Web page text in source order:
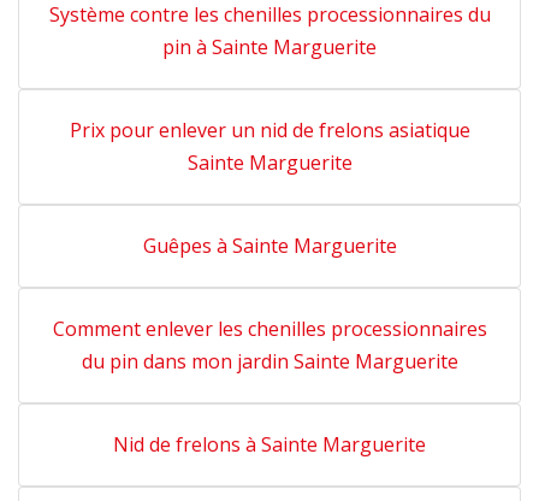
Système contre les chenilles processionnaires du
pin à Sainte Marguerite
Prix pour enlever un nid de frelons asiatique
Sainte Marguerite
Guêpes à Sainte Marguerite
Comment enlever les chenilles processionnaires
du pin dans mon jardin Sainte Marguerite
Nid de frelons à Sainte Marguerite